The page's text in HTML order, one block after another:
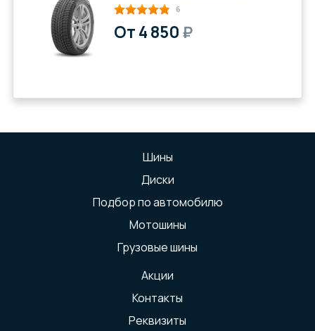
6
От 4 850₽
Шины
Диски
Подбор по автомобилю
Мотошины
Грузовые шины
Акции
Контакты
Реквизиты